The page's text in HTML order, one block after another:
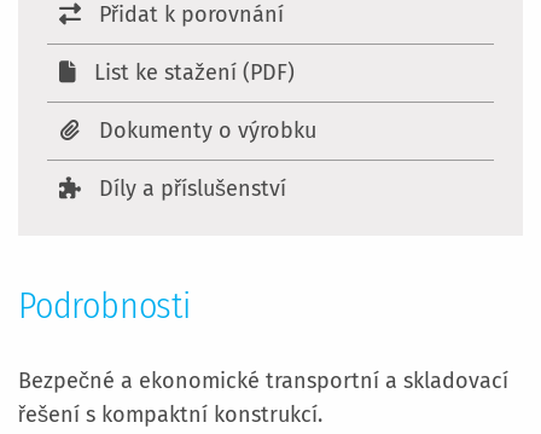
Přidat k porovnání
List ke stažení (PDF)
Dokumenty o výrobku
Díly a příslušenství
Podrobnosti
Bezpečné a ekonomické transportní a skladovací
řešení s kompaktní konstrukcí.